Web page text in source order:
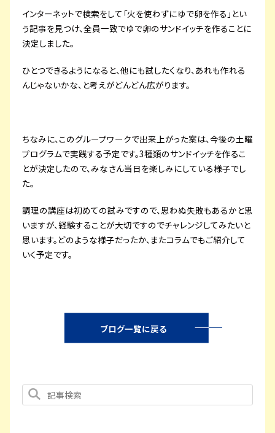
インターネットで検索をして「火を使わずにゆで卵を作る」とい
う記事を見つけ、全員一致でゆで卵のサンドイッチを作ることに
決定しました。
ひとつできるようになると、他にも試したくなり、あれも作れる
んじゃないかな、と考えがどんどん広がります。
ちなみに、このグループワークで出来上がった案は、今後の土曜
プログラムで実践する予定です。3種類のサンドイッチを作るこ
とが決定したので、みなさん当日を楽しみにしている様子でし
た。
調理の講座は初めての試みですので、思わぬ失敗もあるかと思
いますが、経験することが大切ですのでチャレンジしてみたいと
思います。どのような様子だったか、またコラムでもご紹介して
いく予定です。
ブログ一覧に戻る